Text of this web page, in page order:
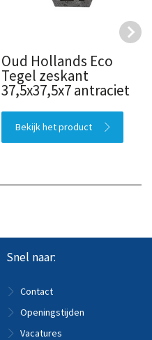
Oud Hollands Eco
Tegel zeskant
37,5x37,5x7 antraciet
Bekijk het product
Snel naar:
Contact
Openingstijden
Vacatures